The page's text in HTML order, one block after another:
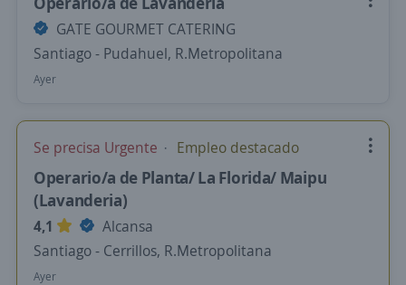
GATE GOURMET CATERING
Santiago - Pudahuel, R.Metropolitana
Ayer
Se precisa Urgente Empleo destacado
Operario/a de Planta/ La Florida/ Maipu
(Lavanderia)
4,1
Alcansa
Santiago - Cerrillos, R.Metropolitana
Ayer